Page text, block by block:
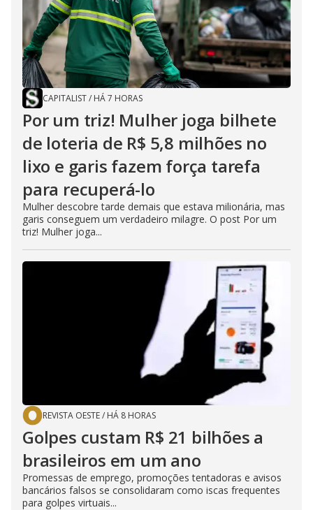
CAPITALIST/ HÁ 7 HORAS
Por um triz! Mulher joga bilhete
de loteria de R$ 5,8 milhões no
lixo e garis fazem força tarefa
para recuperá-lo
Mulher descobre tarde demais que estava milionária, mas
garis conseguem um verdadeiro milagre. O post Por um
triz! Mulher joga...
REVISTA OESTE/ HÁ 8 HORAS
Golpes custam R$ 21 bilhões a
brasileiros em um ano
Promessas de emprego, promoções tentadoras e avisos
bancários falsos se consolidaram como iscas frequentes
para golpes virtuais...